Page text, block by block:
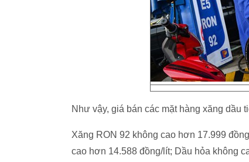
Như vậy, giá bán các mặt hàng xăng dầu
Xăng RON 92 không cao hơn 17.999
cao hơn 14.588 đồng/lít; Dầu hỏa không